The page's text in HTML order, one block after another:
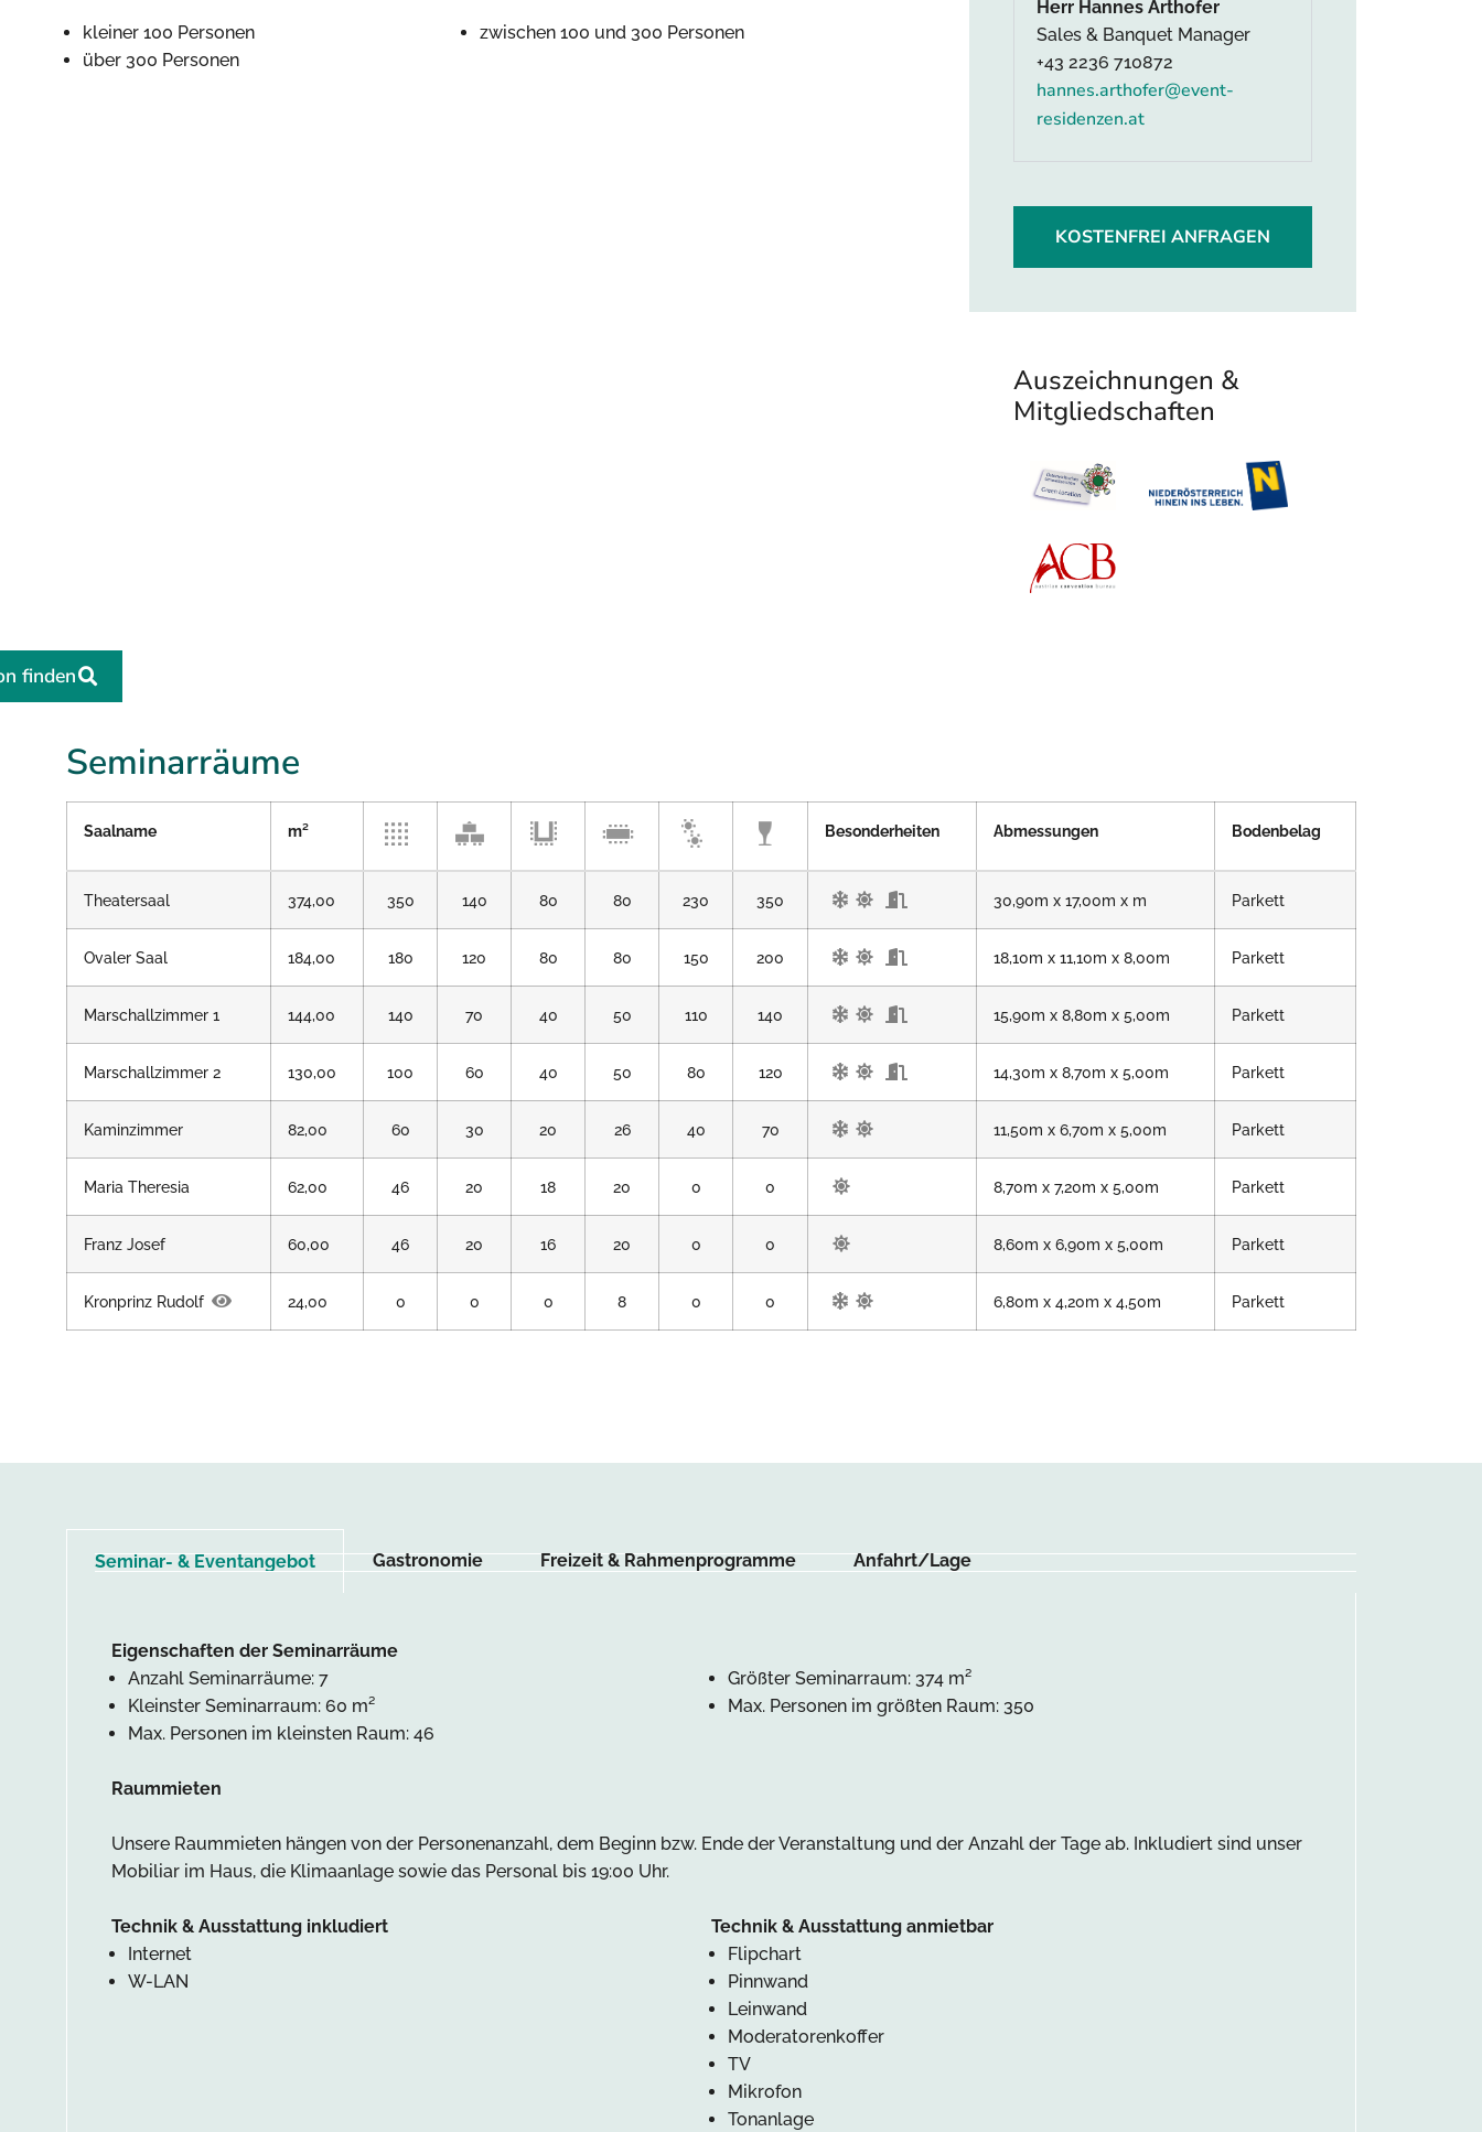
finden
kleiner 100 Personen
zwischen 100 und 300 Personen
über 300 Personen
Herr Hannes Arthofer
Sales & Banquet Manager
+43 2236 710872
hannes.arthofer@event-
residenzen.at
KOSTENFREI ANFRAGEN
Auszeichnungen &
Mitgliedschaften
Seminarräume
Saalname m² Besonderheiten Abmessungen Bodenbelag
Theatersaal 374,00 350 140 80 80 230 350 30,90m x 17,00m x m Parkett
Ovaler Saal 184,00 180 120 80 80 150 200 18,10m x 11,10m x 8,00m Parkett
Marschallzimmer 1 144,00 140 70 40 50 110 140 15,90m x 8,80m x 5,00m Parkett
Marschallzimmer 2 130,00 100 60 40 50 80 120 14,30m x 8,70m x 5,00m Parkett
Kaminzimmer 82,00 60 30 20 26 40 70 11,50m x 6,70m x 5,00m Parkett
Maria Theresia 62,00 46 20 18 20 0 0 8,70m x 7,20m x 5,00m Parkett
Franz Josef 60,00 46 20 16 20 0 0 8,60m x 6,90m x 5,00m Parkett
Kronprinz Rudolf 24,00 0 0 0 8 0 0 6,80m x 4,20m x 4,50m Parkett
Seminar- & Eventangebot Gastronomie Freizeit & Rahmenprogramme Anfahrt/Lage
Eigenschaften der Seminarräume
Anzahl Seminarräume: 7
Größter Seminarraum: 374 m²
Kleinster Seminarraum: 60 m²
Max. Personen im größten Raum: 350
Max. Personen im kleinsten Raum: 46
Raummieten
Unsere Raummieten hängen von der Personenanzahl, dem Beginn bzw. Ende der Veranstaltung und der Anzahl der Tage ab. Inkludiert sind unser
Mobiliar im Haus, die Klimaanlage sowie das Personal bis 19:00 Uhr.
Technik & Ausstattung inkludiert
Internet
W-LAN
Technik & Ausstattung anmietbar
Flipchart
Pinnwand
Leinwand
Moderatorenkoffer
TV
Mikrofon
Tonanlage